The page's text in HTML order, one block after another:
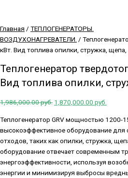
Главная / ТЕПЛОГЕНЕРАТОРЫ.
ВОЗДУХОНАГРЕВАТЕЛИ. /
кВт. Вид топлива опилки, стружка,
Теплогенератор
Вид топлива опилки,
1,986,000.00руб. 1,870,000.00 руб.
Теплогенератор GRV мощностью 1200-
высокоэффективное оборудование для
отходов, таких как опилки, стружка,
оборудование отвечает современным
энергоэффективности, используя
энергии и минимизируя выбросы